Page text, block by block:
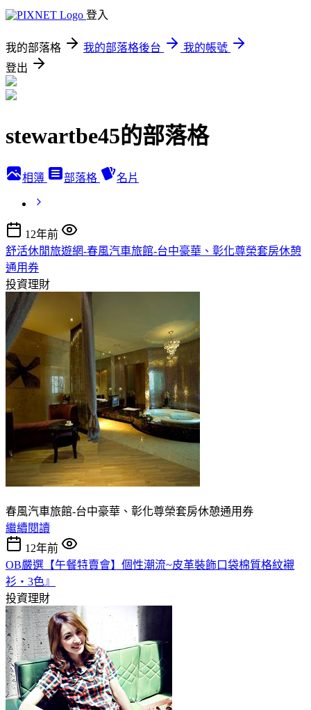
登入
我的部落格 我的部落格後台
我的帳號
登出
stewartbe45的部落格
相簿 部落格 名片
12年前
舒活休閒旅遊網-春風汽車旅館-台中豪華、彰化尊榮套房休憩
通用券
投資理財
春風汽車旅館-台中豪華、彰化尊榮套房休憩通用券
繼續閱讀
12年前
OB嚴選【午餐特賣會】個性潮流~皮革裝飾口袋棉質格紋襯
衫‧3色』
投資理財